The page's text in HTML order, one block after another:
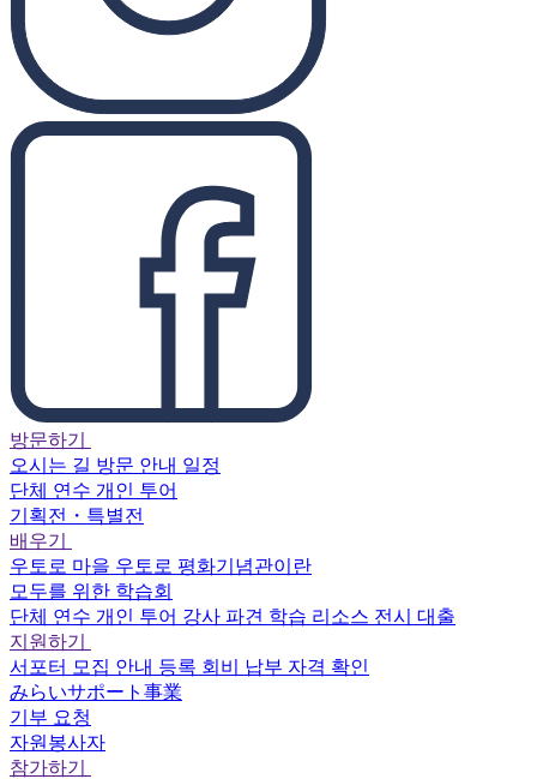
방문하기
오시는 길 방문 안내 일정
단체 연수 개인 투어
기획전・특별전
배우기
우토로 마을 우토로 평화기념관이란
모두를 위한 학습회
단체 연수 개인 투어 강사 파견 학습 리소스 전시 대출
지원하기
서포터 모집 안내 등록 회비 납부 자격 확인
みらいサポート事業
기부 요청
자원봉사자
참가하기